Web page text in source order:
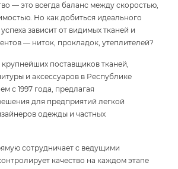
— это всегда баланс между скоростью,
Но как добиться идеального
успеха зависит от видимых тканей и
— ниток, прокладок, утеплителей?
поставщиков тканей,
и аксессуаров в Республике
с 1997 года, предлагая
для предприятий легкой
одежды и частных
сотрудничает с ведущими
качество на каждом этапе